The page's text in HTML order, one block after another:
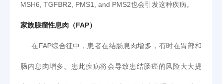
MSH6, TGFBR2, PMS1, and PMS2也会引发这种疾病。
家族腺瘤性息肉（FAP）
在FAP综合征中，患者在结肠息肉增多，有时在胃部和
肠内息肉增多。患此疾病将会导致患结肠癌的风险大大提